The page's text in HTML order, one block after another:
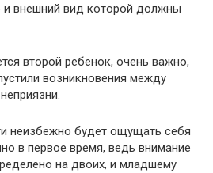
и внешний вид которой должны
второй ребенок, очень важно,
возникновения между
неизбежно будет ощущать себя
в первое время, ведь внимание
на двоих, и младшему